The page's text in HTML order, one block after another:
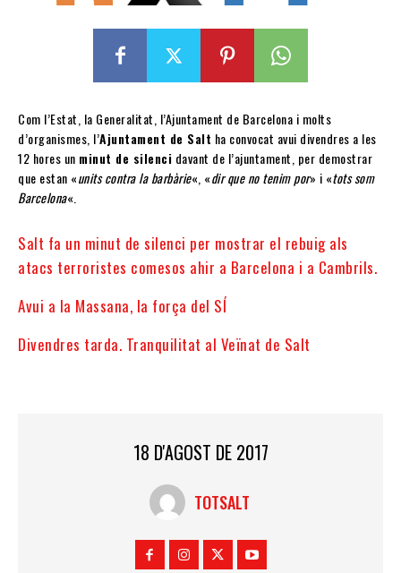
Com l’Estat, la Generalitat, l’Ajuntament de Barcelona i molts
d’organismes, l’Ajuntament de Salt ha convocat avui divendres a les
12 hores un minut de silenci davant de l’ajuntament, per demostrar
que estan «units contra la barbàrie«, «dir que no tenim por» i «tots som
Barcelona«.
Salt fa un minut de silenci per mostrar el rebuig als
atacs terroristes comesos ahir a Barcelona i a Cambrils.
Avui a la Massana, la força del SÍ
Divendres tarda. Tranquilitat al Veïnat de Salt
18 D'AGOST DE 2017
TOTSALT